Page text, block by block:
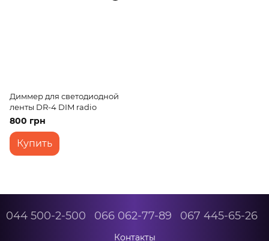
Диммер для светодиодной
ленты DR-4 DIM radio
800 грн
Купить
044 500-2-500 066 062-77-89 067 445-65-26
Контакты